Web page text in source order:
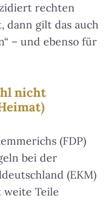
rechten
dann gilt das auch
– und ebenso für
nicht
(FDP)
bei der
(EKM)
weite Teile